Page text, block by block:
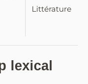
Littérature
lexical